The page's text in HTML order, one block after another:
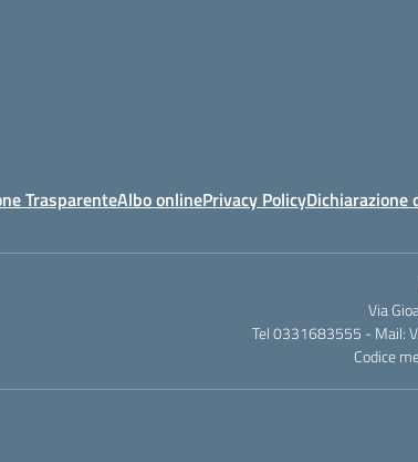
TrasparenteAlbo onlinePrivacy PolicyDichiarazione
Via
Tel 0331683555 - Mail:
Codice